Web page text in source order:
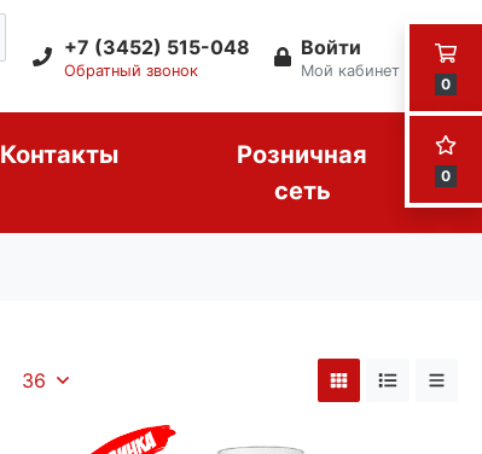
0
0
+7 (3452) 515-048
Обратный звонок
Войти
Мой кабинет
Контакты
Розничная
сеть
36